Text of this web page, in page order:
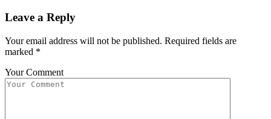
Leave a Reply
Your email address will not be published. Required fields are
marked *
Your Comment